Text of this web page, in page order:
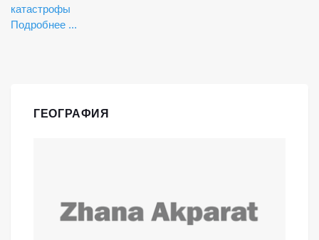
катастрофы
Подробнее ...
ГЕОГРАФИЯ